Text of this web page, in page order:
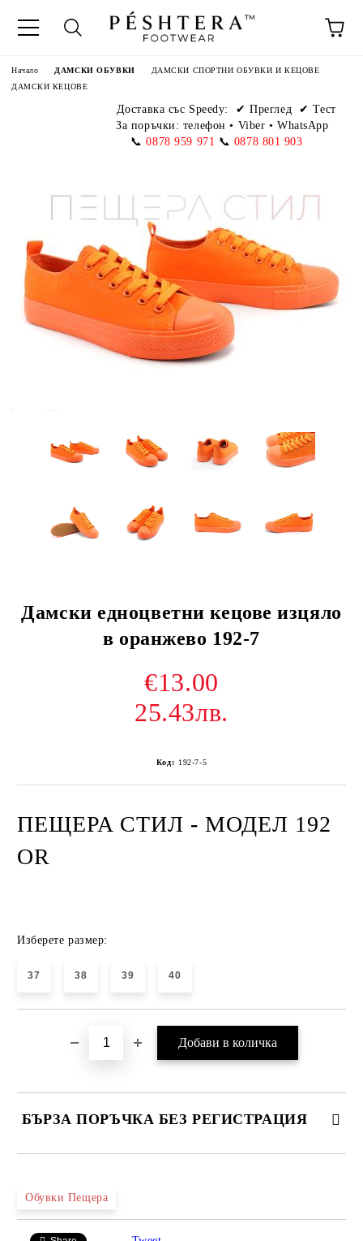
Начало ДАМСКИ ОБУВКИ
ДАМСКИ СПОРТНИ ОБУВКИ И КЕЦОВЕ
ДАМСКИ КЕЦОВЕ
Доставка със Speedy:
✔ Преглед ✔ Тест
За поръчки: телефон• Viber • WhatsApp
📞 0878 959 971 📞 0878 801 903
Дамски едноцветни кецове изцяло
в оранжево 192-7
€13.00
25.43лв.
Код: 192-7-5
ПЕЩЕРА СТИЛ - МОДЕЛ 192
OR
Изберете размер:
37 38 39 40
БЪРЗА ПОРЪЧКА БЕЗ РЕГИСТРАЦИЯ
Обувки Пещера